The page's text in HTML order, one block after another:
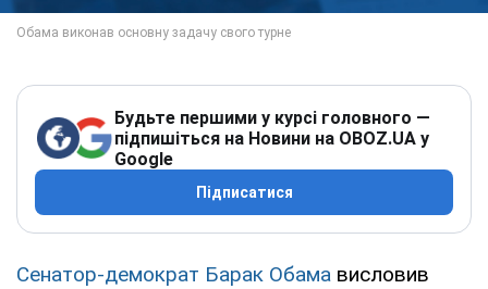
Будьте першими у курсі головного —
підпишіться на Новини на OBOZ.UA у
Google
Підписатися
Сенатор-демократ Барак Обама висловив